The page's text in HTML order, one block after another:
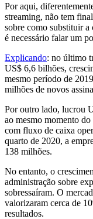
Por aqui,
streaming, não tem
sobre como substituir a
é necessário falar um
Explicando: no último
US$ 6,6 bilhões,
mesmo período de
milhões de novos
Por outro lado, lucrou
ao mesmo momento
com fluxo de caixa
quarto de 2020, a
138 milhões.
No entanto, o
administração sobre
sobressaíram. O
valorizaram cerca de
resultados.